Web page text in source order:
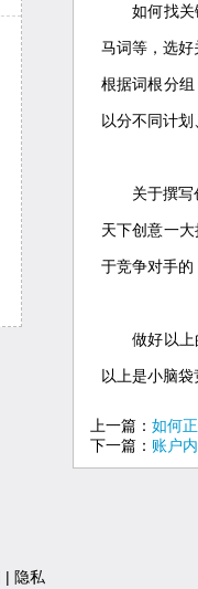
如何找关键
马词等，选
根据词根分
以分不同计划
关于撰写创
天下创意一
于竞争对手的
做好以上的
以上是小脑
上一篇： 如何
下一篇： 账户
| 隐私